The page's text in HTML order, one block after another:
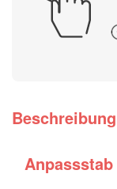
Beschreibung